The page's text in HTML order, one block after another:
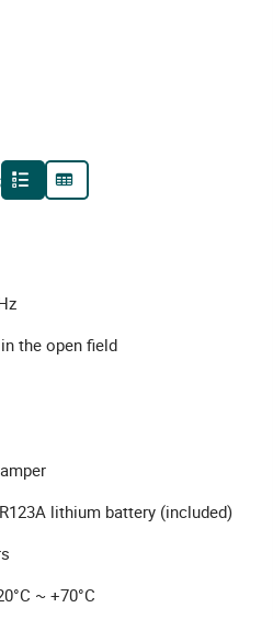
the open field
lithium battery (included)
~ +70°C